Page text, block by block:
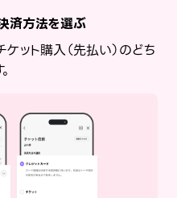
済方法を選ぶ
ケット購入（先払い）のどち